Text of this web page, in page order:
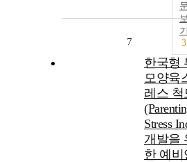
3
7
한국형
모양육
레스 척
Stress
개발을
한 예비